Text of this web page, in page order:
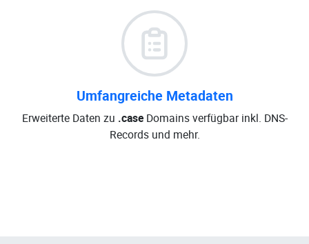
Umfangreiche Metadaten
Erweiterte Daten zu .caseDomains verfügbar inkl. DNS-
Records und mehr.